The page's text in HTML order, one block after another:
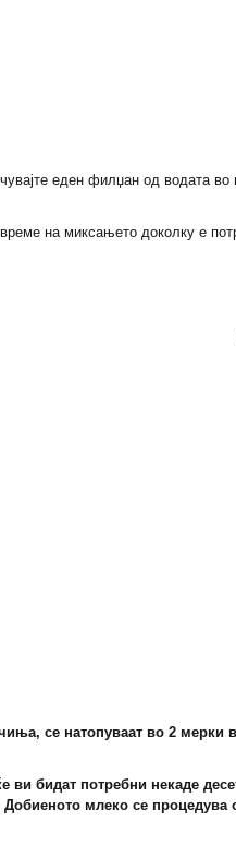
еден филџан од водата во
на миксањето доколку е
се натопуваат во 2 мерки
ви бидат потребни некаде
Добиеното млеко се процедува